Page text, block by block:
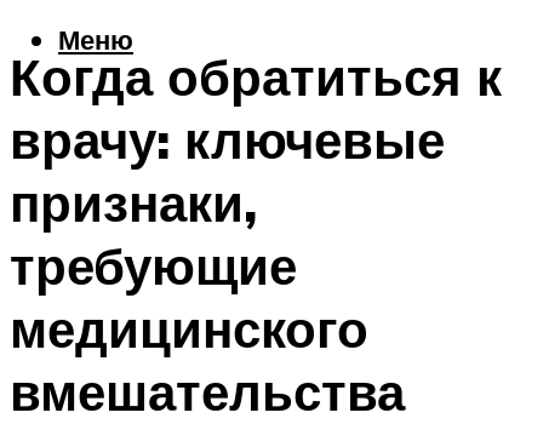
Меню
Когда обратиться к
врачу: ключевые
признаки,
требующие
медицинского
вмешательства